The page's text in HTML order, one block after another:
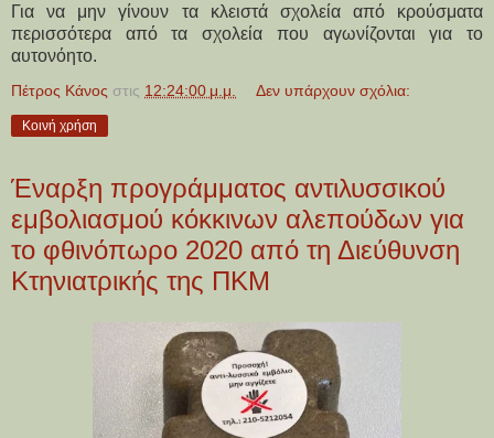
Για να μην γίνουν τα κλειστά σχολεία από κρούσματα
περισσότερα από τα σχολεία που αγωνίζονται για το
αυτονόητο.
Πέτρος Κάνος στις 12:24:00 μ.μ. Δεν υπάρχουν σχόλια:
Κοινή χρήση
Έναρξη προγράμματος αντιλυσσικού
εμβολιασμού κόκκινων αλεπούδων για
το φθινόπωρο 2020 από τη Διεύθυνση
Κτηνιατρικής της ΠΚΜ